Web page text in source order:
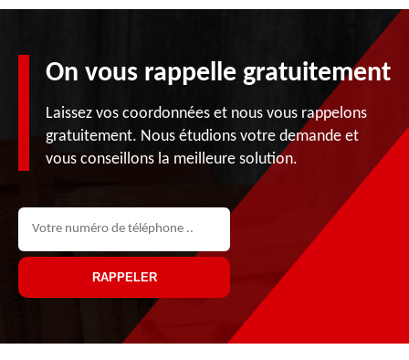
On vous rappelle gratuitement
Laissez vos coordonnées et nous vous rappelons
gratuitement. Nous étudions votre demande et
vous conseillons la meilleure solution.